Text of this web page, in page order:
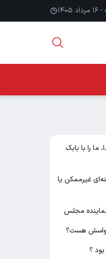
ما را با بابک
غیرممکن یا
مجلس
؟